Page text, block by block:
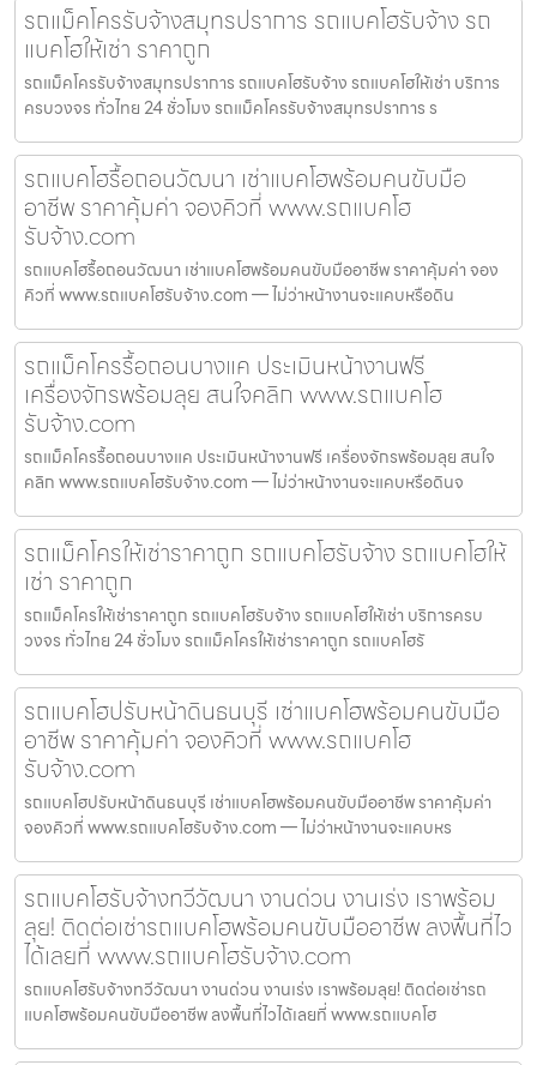
รถแม็คโครรับจ้างสมุทรปราการ รถแบคโฮรับจ้าง รถ
แบคโฮให้เช่า ราคาถูก
รถแม็คโครรับจ้างสมุทรปราการ รถแบคโฮรับจ้าง รถแบคโฮให้เช่า บริการ
ครบวงจร ทั่วไทย 24 ชั่วโมง รถแม็คโครรับจ้างสมุทรปราการ ร
รถแบคโฮรื้อถอนวัฒนา เช่าแบคโฮพร้อมคนขับมือ
อาชีพ ราคาคุ้มค่า จองคิวที่ www.รถแบคโฮ
รับจ้าง.com
รถแบคโฮรื้อถอนวัฒนา เช่าแบคโฮพร้อมคนขับมืออาชีพ ราคาคุ้มค่า จอง
คิวที่ www.รถแบคโฮรับจ้าง.com — ไม่ว่าหน้างานจะแคบหรือดิน
รถแม็คโครรื้อถอนบางแค ประเมินหน้างานฟรี
เครื่องจักรพร้อมลุย สนใจคลิก www.รถแบคโฮ
รับจ้าง.com
รถแม็คโครรื้อถอนบางแค ประเมินหน้างานฟรี เครื่องจักรพร้อมลุย สนใจ
คลิก www.รถแบคโฮรับจ้าง.com — ไม่ว่าหน้างานจะแคบหรือดินจ
รถแม็คโครให้เช่าราคาถูก รถแบคโฮรับจ้าง รถแบคโฮให้
เช่า ราคาถูก
รถแม็คโครให้เช่าราคาถูก รถแบคโฮรับจ้าง รถแบคโฮให้เช่า บริการครบ
วงจร ทั่วไทย 24 ชั่วโมง รถแม็คโครให้เช่าราคาถูก รถแบคโฮรั
รถแบคโฮปรับหน้าดินธนบุรี เช่าแบคโฮพร้อมคนขับมือ
อาชีพ ราคาคุ้มค่า จองคิวที่ www.รถแบคโฮ
รับจ้าง.com
รถแบคโฮปรับหน้าดินธนบุรี เช่าแบคโฮพร้อมคนขับมืออาชีพ ราคาคุ้มค่า
จองคิวที่ www.รถแบคโฮรับจ้าง.com — ไม่ว่าหน้างานจะแคบหร
รถแบคโฮรับจ้างทวีวัฒนา งานด่วน งานเร่ง เราพร้อม
ลุย! ติดต่อเช่ารถแบคโฮพร้อมคนขับมืออาชีพ ลงพื้นที่ไว
ได้เลยที่ www.รถแบคโฮรับจ้าง.com
รถแบคโฮรับจ้างทวีวัฒนา งานด่วน งานเร่ง เราพร้อมลุย! ติดต่อเช่ารถ
แบคโฮพร้อมคนขับมืออาชีพ ลงพื้นที่ไวได้เลยที่ www.รถแบคโฮ